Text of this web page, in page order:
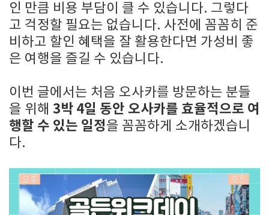
인 만큼 비용 부담이 클 수 있습니다. 그렇다
고 걱정할 필요는 없습니다. 사전에 꼼꼼히 준
비하고 할인 혜택을 잘 활용한다면 가성비 좋
은 여행을 즐길 수 있습니다.
이번 글에서는 처음 오사카를 방문하는 분들
을 위해 3박 4일 동안 오사카를 효율적으로 여
행할 수 있는 일정을 꼼꼼하게 소개하겠습니
다.